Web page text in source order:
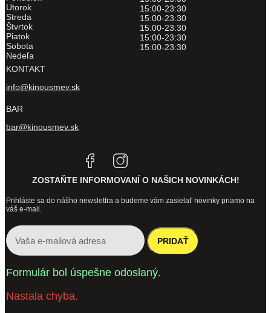
Utorok
Streda
Štvrtok
Piatok
Sobota
Nedeľa
15:00-23:30
15:00-23:30
15:00-23:30
15:00-23:30
15:00-23:30
KONTAKT
info@kinousmev.sk
BAR
bar@kinousmev.sk
ZOSTAŇTE INFORMOVANÍ O NAŠICH NOVINKÁCH!
Prihláste sa do nášho newslettra a budeme vám zasielať novinky priamo na
váš e-mail.
PRIDAŤ
Formulár bol úspešne odoslaný.
Nastala chyba.